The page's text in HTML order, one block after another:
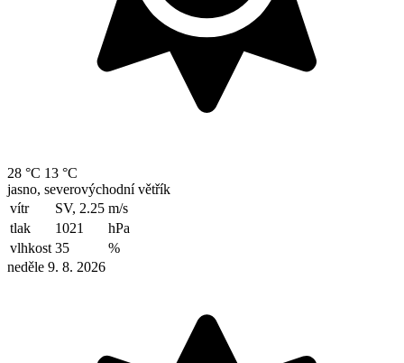
28 °C 13 °C
jasno, severovýchodní větřík
vítr
SV, 2.25 m/s
tlak
1021
hPa
vlhkost 35
%
neděle 9. 8. 2026